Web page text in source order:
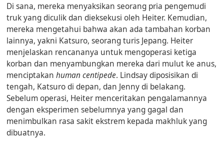
Di sana, mereka menyaksikan seorang pria pengemudi
truk yang diculik dan dieksekusi oleh Heiter. Kemudian,
mereka mengetahui bahwa akan ada tambahan korban
lainnya, yakni Katsuro, seorang turis Jepang. Heiter
menjelaskan rencananya untuk mengoperasi ketiga
korban dan menyambungkan mereka dari mulut ke anus,
menciptakanhuman centipede. Lindsay diposisikan di
tengah, Katsuro di depan, dan Jenny di belakang.
Sebelum operasi, Heiter menceritakan pengalamannya
dengan eksperimen sebelumnya yang gagal dan
menimbulkan rasa sakit ekstrem kepada makhluk yang
dibuatnya.